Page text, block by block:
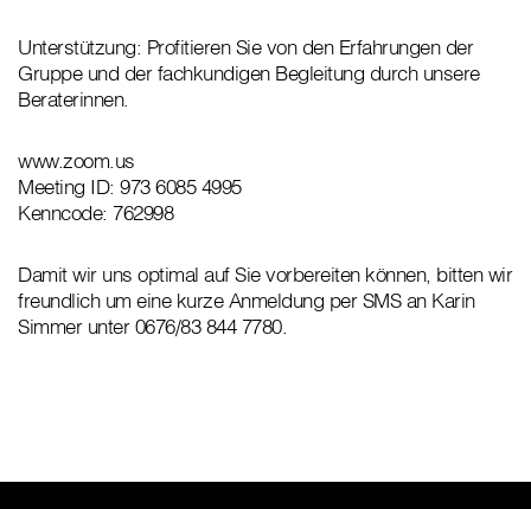
Unterstützung: Profitieren Sie von den Erfahrungen der
Gruppe und der fachkundigen Begleitung durch unsere
Beraterinnen.
www.zoom.us
Meeting ID: 973 6085 4995
Kenncode: 762998
Damit wir uns optimal auf Sie vorbereiten können, bitten wir
freundlich um eine kurze Anmeldung per SMS an Karin
Simmer unter 0676/83 844 7780.